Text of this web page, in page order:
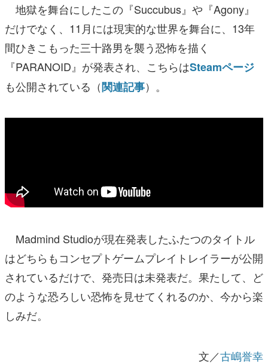
地獄を舞台にしたこの『Succubus』や『Agony』
だけでなく、11月には現実的な世界を舞台に、13年
間ひきこもった三十路男を襲う恐怖を描く
『PARANOID』が発表され、こちらはSteamページ
も公開されている（関連記事）。
Madmind Studioが現在発表したふたつのタイトル
はどちらもコンセプトゲームプレイトレイラーが公開
されているだけで、発売日は未発表だ。果たして、ど
のような恐ろしい恐怖を見せてくれるのか、今から楽
しみだ。
文／古嶋誉幸